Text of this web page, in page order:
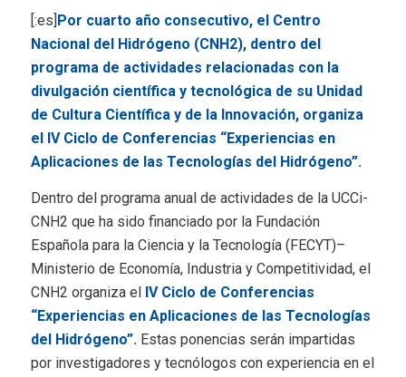
[:es] Por cuarto año consecutivo, el Centro
Nacional del Hidrógeno (CNH2), dentro del
programa de actividades relacionadas con la
divulgación científica y tecnológica de su Unidad
de Cultura Científica y de la Innovación, organiza
el IV Ciclo de Conferencias “Experiencias en
Aplicaciones de las Tecnologías del Hidrógeno”.
Dentro del programa anual de actividades de la UCCi-
CNH2 que ha sido financiado por la Fundación
Española para la Ciencia y la Tecnología (FECYT)–
Ministerio de Economía, Industria y Competitividad, el
CNH2 organiza el IV Ciclo de Conferencias
“Experiencias en Aplicaciones de las Tecnologías
del Hidrógeno”.Estas ponencias serán impartidas
por investigadores y tecnólogos con experiencia en el